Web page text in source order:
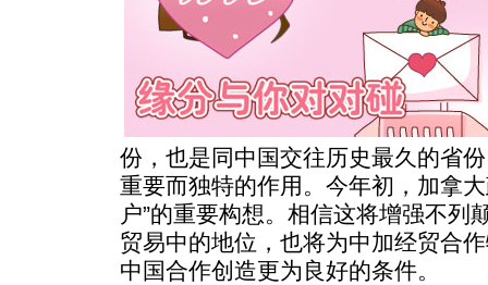
份，也是同中国交往历史最久的省
重要而独特的作用。今年初，加拿
户”的重要构想。相信这将增强不列
贸易中的地位，也将为中加经贸合
中国合作创造更为良好的条件。